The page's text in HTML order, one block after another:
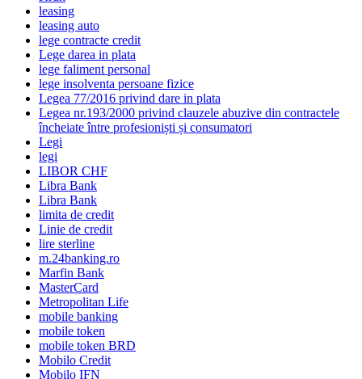
leasing
leasing auto
lege contracte credit
Lege darea in plata
lege faliment personal
lege insolventa persoane fizice
Legea 77/2016 privind dare in plata
Legea nr.193/2000 privind clauzele abuzive din contractele
încheiate între profesioniști și consumatori
Legi
legi
LIBOR CHF
Libra Bank
Libra Bank
limita de credit
Linie de credit
lire sterline
m.24banking.ro
Marfin Bank
MasterCard
Metropolitan Life
mobile banking
mobile token
mobile token BRD
Mobilo Credit
Mobilo IFN